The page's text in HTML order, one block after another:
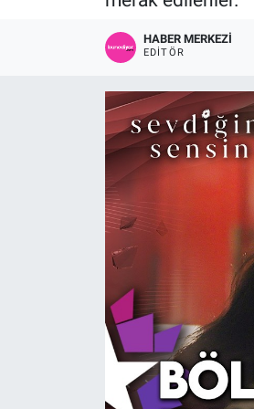
HABER MERKEZI
EDITÖR
Teknoloji
Tv Medya
KÜLTÜR SANAT